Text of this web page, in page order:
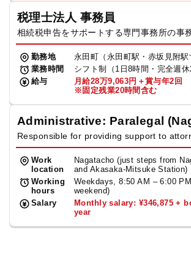
税理士法人 事務員
相続税申告をサポートする専門事務所の事
勤務地
永田町（永田町駅・赤坂見附駅
業務時間
シフト制（1日8時間・完全週休
給与
月給28万9,063円＋賞与年2回
※固定残業20時間含む
Administrative: Paralegal
Responsible for providing support to
Work
location
Nagatacho (just steps from
and Akasaka-Mitsuke Station)
Working
hours
Weekdays, 8:50 AM – 6:00
weekend)
Salary
Monthly salary: ¥346,875 +
year